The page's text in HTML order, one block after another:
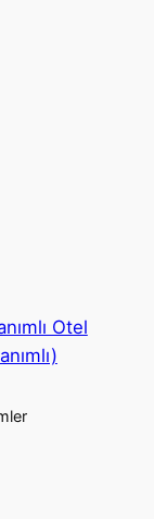
Otel